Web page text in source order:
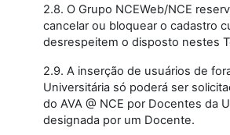
2.8. O Grupo NCEWeb/NCE
cancelar ou bloquear o cadastro
desrespeitem o disposto nestes
2.9. A inserção de usuários de
Universitária só poderá ser
do AVA @ NCE por Docentes da
designada por um Docente.